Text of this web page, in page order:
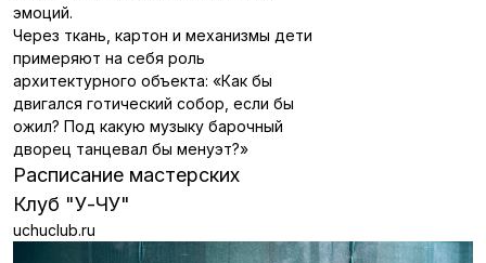
эмоций.
Через ткань, картон и механизмы дети
примеряют на себя роль
архитектурного объекта: «Как бы
двигался готический собор, если бы
ожил? Под какую музыку барочный
дворец танцевал бы менуэт?»
Расписание мастерских
Клуб "У-ЧУ"
uchuclub.ru